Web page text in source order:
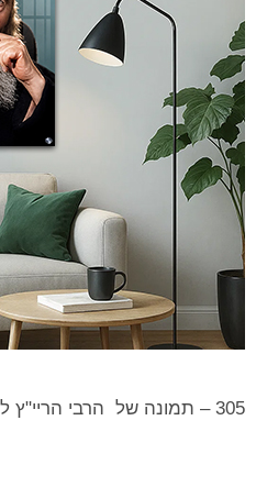
305 – תמונה של הרבי הריי"ץ להדפסה על קנבס וזכוכית